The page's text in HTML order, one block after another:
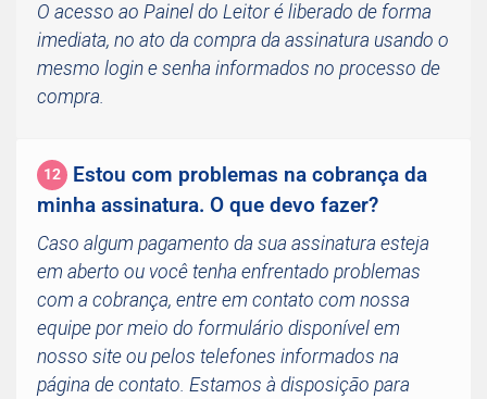
O acesso ao Painel do Leitor é liberado de forma
imediata, no ato da compra da assinatura usando o
mesmo login e senha informados no processo de
compra.
12
Estou com problemas na cobrança da
minha assinatura. O que devo fazer?
Caso algum pagamento da sua assinatura esteja
em aberto ou você tenha enfrentado problemas
com a cobrança, entre em contato com nossa
equipe por meio do formulário disponível em
nosso site ou pelos telefones informados na
página de contato. Estamos à disposição para